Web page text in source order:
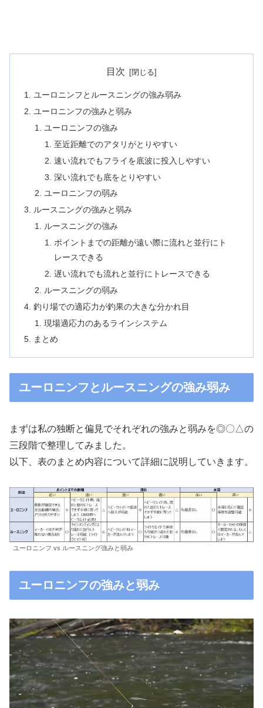
目次
ユーロニンフとルースニングの強み弱み
ユーロニンフの強みと弱み
ユーロニンフの強み
至近距離でのアタリがとりやすい
速い流れでもフライを底波に投入しやすい
深い流れでも底をとりやすい
ユーロニンフの弱み
ルースニングの強みと弱み
ルースニングの強み
ポイントまでの距離が遠い際に流れと並行にト
レースできる
遅い流れでも流れと並行にトレースできる
ルースニングの弱み
釣り場での適応力が釣果の大きな分かれ目
現場適応力のあるラインシステム
まとめ
ユーロニンフとルースニングの強み弱み
まずは私の独断と偏見でそれぞれの強みと弱みを◎〇△の
三段階で整理してみました。
以下、表のまとめ内容について詳細に説明していきます。
ユーロニンフ vs ルースニング強みと弱み
ユーロニンフの強みと弱み